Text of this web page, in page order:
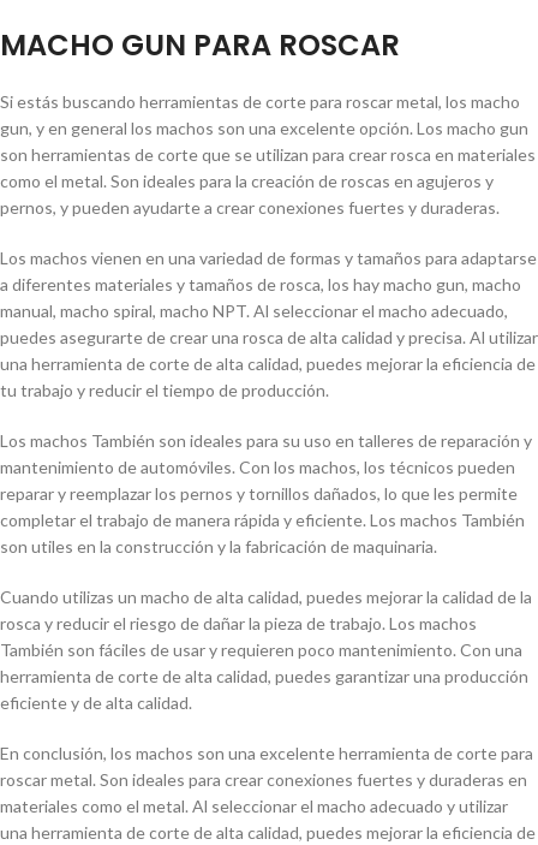
MACHO GUN PARA ROSCAR
Si estás buscando herramientas de corte para roscar metal, los macho
gun, y en general los machos son una excelente opción. Los macho gun
son herramientas de corte que se utilizan para crear rosca en materiales
como el metal. Son ideales para la creación de roscas en agujeros y
pernos, y pueden ayudarte a crear conexiones fuertes y duraderas.
Los machos vienen en una variedad de formas y tamaños para adaptarse
a diferentes materiales y tamaños de rosca, los hay macho gun, macho
manual, macho spiral, macho NPT. Al seleccionar el macho adecuado,
puedes asegurarte de crear una rosca de alta calidad y precisa. Al utilizar
una herramienta de corte de alta calidad, puedes mejorar la eficiencia de
tu trabajo y reducir el tiempo de producción.
Los machos También son ideales para su uso en talleres de reparación y
mantenimiento de automóviles. Con los machos, los técnicos pueden
reparar y reemplazar los pernos y tornillos dañados, lo que les permite
completar el trabajo de manera rápida y eficiente. Los machos También
son utiles en la construcción y la fabricación de maquinaria.
Cuando utilizas un macho de alta calidad, puedes mejorar la calidad de la
rosca y reducir el riesgo de dañar la pieza de trabajo. Los machos
También son fáciles de usar y requieren poco mantenimiento. Con una
herramienta de corte de alta calidad, puedes garantizar una producción
eficiente y de alta calidad.
En conclusión, los machos son una excelente herramienta de corte para
roscar metal. Son ideales para crear conexiones fuertes y duraderas en
materiales como el metal. Al seleccionar el macho adecuado y utilizar
una herramienta de corte de alta calidad, puedes mejorar la eficiencia de